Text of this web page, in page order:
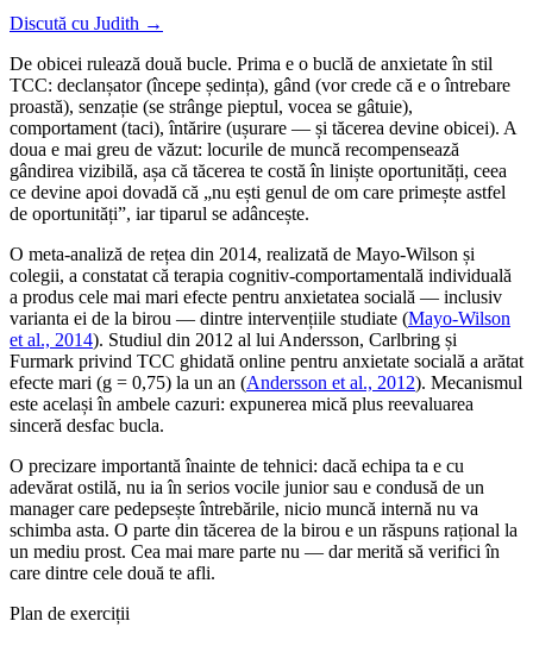
Discută cu Judith →
De obicei rulează două bucle. Prima e o buclă de anxietate în stil
TCC: declanșator (începe ședința), gând (vor crede că e o întrebare
proastă), senzație (se strânge pieptul, vocea se gâtuie),
comportament (taci), întărire (ușurare — și tăcerea devine obicei). A
doua e mai greu de văzut: locurile de muncă recompensează
gândirea vizibilă, așa că tăcerea te costă în liniște oportunități, ceea
ce devine apoi dovadă că „nu ești genul de om care primește astfel
de oportunități”, iar tiparul se adâncește.
O meta-analiză de rețea din 2014, realizată de Mayo-Wilson și
colegii, a constatat că terapia cognitiv-comportamentală individuală
a produs cele mai mari efecte pentru anxietatea socială — inclusiv
varianta ei de la birou — dintre intervențiile studiate (Mayo-Wilson
et al., 2014). Studiul din 2012 al lui Andersson, Carlbring și
Furmark privind TCC ghidată online pentru anxietate socială a arătat
efecte mari (g = 0,75) la un an (Andersson et al., 2012). Mecanismul
este același în ambele cazuri: expunerea mică plus reevaluarea
sinceră desfac bucla.
O precizare importantă înainte de tehnici: dacă echipa ta e cu
adevărat ostilă, nu ia în serios vocile junior sau e condusă de un
manager care pedepsește întrebările, nicio muncă internă nu va
schimba asta. O parte din tăcerea de la birou e un răspuns rațional la
un mediu prost. Cea mai mare parte nu — dar merită să verifici în
care dintre cele două te afli.
Plan de exerciții